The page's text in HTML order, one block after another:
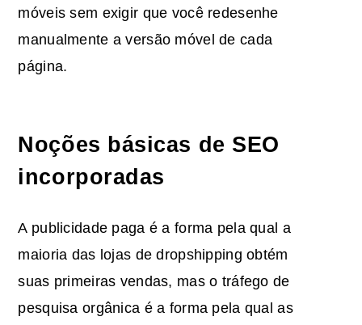
móveis sem exigir que você redesenhe
manualmente a versão móvel de cada
página.
Noções básicas de SEO
incorporadas
A publicidade paga é a forma pela qual a
maioria das lojas de dropshipping obtém
suas primeiras vendas, mas o tráfego de
pesquisa orgânica é a forma pela qual as